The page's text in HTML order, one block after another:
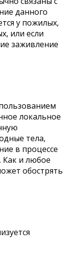
данного
у пожилых,
или если
заживление
локальное
тела,
в процессе
Как и любое
обострять